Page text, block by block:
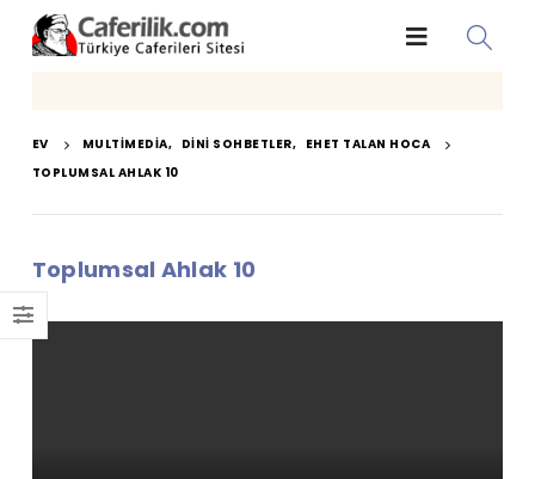
EV MULTIMEDIA, DINI SOHBETLER, EHET TALAN HOCA
TOPLUMSAL AHLAK 10
Toplumsal Ahlak 10